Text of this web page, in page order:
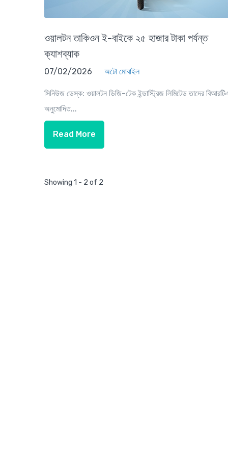
ওয়ালটন তাকিওন ই-বাইকে ২৫ হাজার টাকা পর্যন্ত
ক্যাশব্যাক
07/02/2026 অটো মোবাইল
সিনিউজ ডেস্ক: ওয়ালটন ডিজি-টেক ইন্ডাস্ট্রিজ লিমিটেড তাদের
অনুমোদিত...
Read More
Showing 1 - 2 of 2